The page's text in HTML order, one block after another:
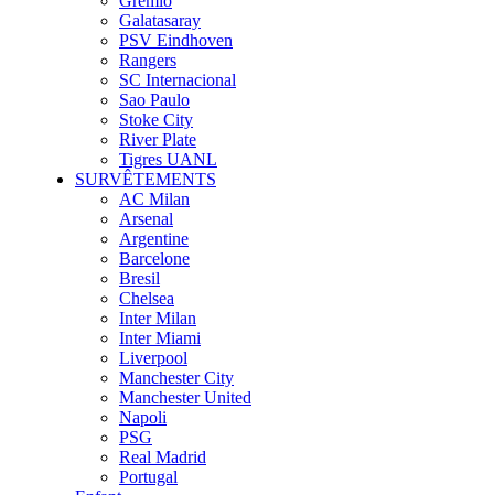
Galatasaray
PSV Eindhoven
Rangers
SC Internacional
Sao Paulo
Stoke City
River Plate
Tigres UANL
SURVÊTEMENTS
AC Milan
Arsenal
Argentine
Barcelone
Bresil
Chelsea
Inter Milan
Inter Miami
Liverpool
Manchester City
Manchester United
Napoli
PSG
Real Madrid
Portugal